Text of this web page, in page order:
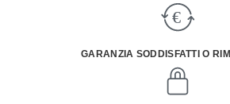
GARANZIA SODDISFATTI O